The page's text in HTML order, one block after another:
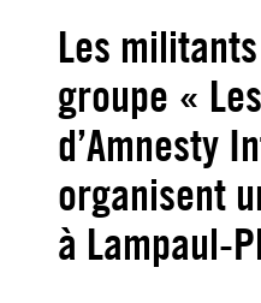
Les
groupe «
d’Amnesty
organisent
à Lampaul-